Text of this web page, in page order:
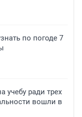
по погоде 7
учебу ради трех
вошли в